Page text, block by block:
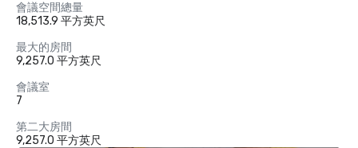
會議空間總量
18,513.9 平方英尺
最大的房間
9,257.0 平方英尺
會議室
7
第二大房間
9,257.0 平方英尺